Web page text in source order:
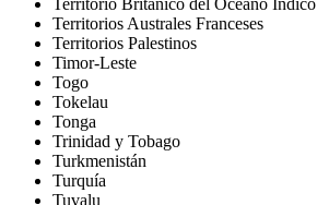
Territorios Australes Franceses
Territorios Palestinos
Timor-Leste
Togo
Tokelau
Tonga
Trinidad y Tobago
Turkmenistán
Turquía
Tuvalu